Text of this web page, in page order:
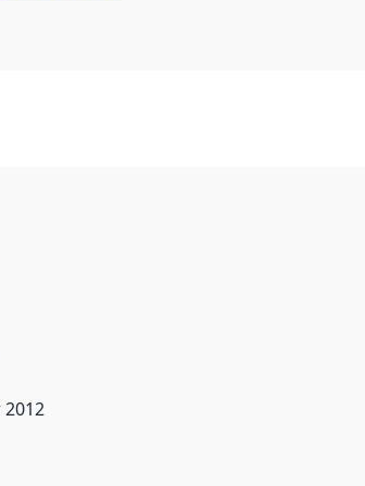
første gang ble utgitt. Det kan